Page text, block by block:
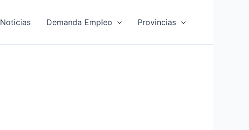
Noticias Demanda Empleo Provincias